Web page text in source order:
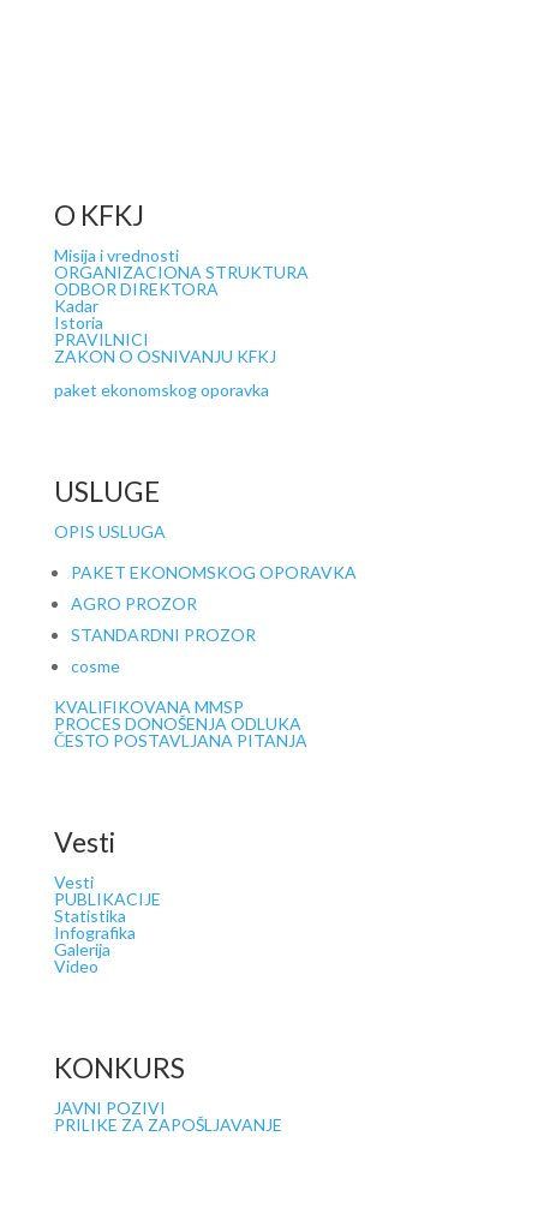
O KFKJ
Misija i vrednosti
ORGANIZACIONA STRUKTURA
ODBOR DIREKTORA
Kadar
Istoria
PRAVILNICI
ZAKON O OSNIVANJU KFKJ
paket ekonomskog oporavka
USLUGE
OPIS USLUGA
PAKET EKONOMSKOG OPORAVKA
AGRO PROZOR
STANDARDNI PROZOR
cosme
KVALIFIKOVANA MMSP
PROCES DONOŠENJA ODLUKA
ČESTO POSTAVLJANA PITANJA
Vesti
Vesti
PUBLIKACIJE
Statistika
Infografika
Galerija
Video
KONKURS
JAVNI POZIVI
PRILIKE ZA ZAPOŠLJAVANJE